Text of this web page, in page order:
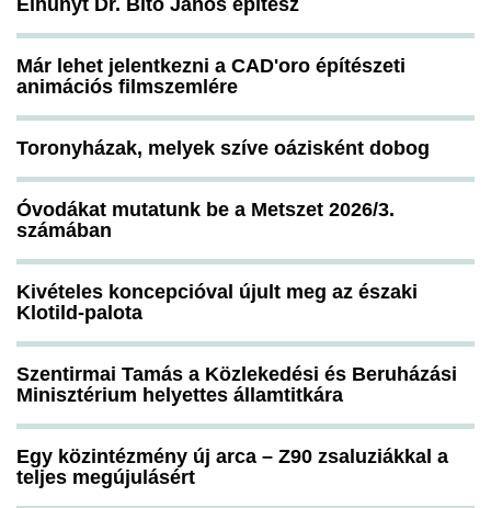
Elhunyt Dr. Bitó János építész
Már lehet jelentkezni a CAD'oro építészeti
animációs filmszemlére
Toronyházak, melyek szíve oázisként dobog
Óvodákat mutatunk be a Metszet 2026/3.
számában
Kivételes koncepcióval újult meg az északi
Klotild-palota
Szentirmai Tamás a Közlekedési és Beruházási
Minisztérium helyettes államtitkára
Egy közintézmény új arca – Z90 zsaluziákkal a
teljes megújulásért